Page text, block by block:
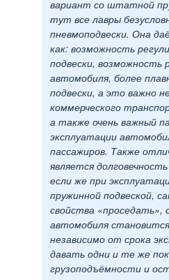
вариант со штатной
тут все лавры
пневмоподвески. Она
как: возможность
подвески, возможность
автомобиля, более
подвески, а это важно
коммерческого
а также очень важный
эксплуатации
пассажиров. Также
является
если же при
пружинной подвеской,
свойства «проседать»,
автомобиля
независимо от срока
давать одни и те же
грузоподъёмности и